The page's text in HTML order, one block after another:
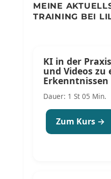
MEINE
TRAINING BEI
KI in der
und Videos zu
Erkenntnissen
Dauer: 1 St 05 Min.
Zum Kurs →